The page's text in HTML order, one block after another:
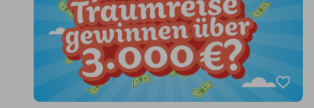
favorite_border